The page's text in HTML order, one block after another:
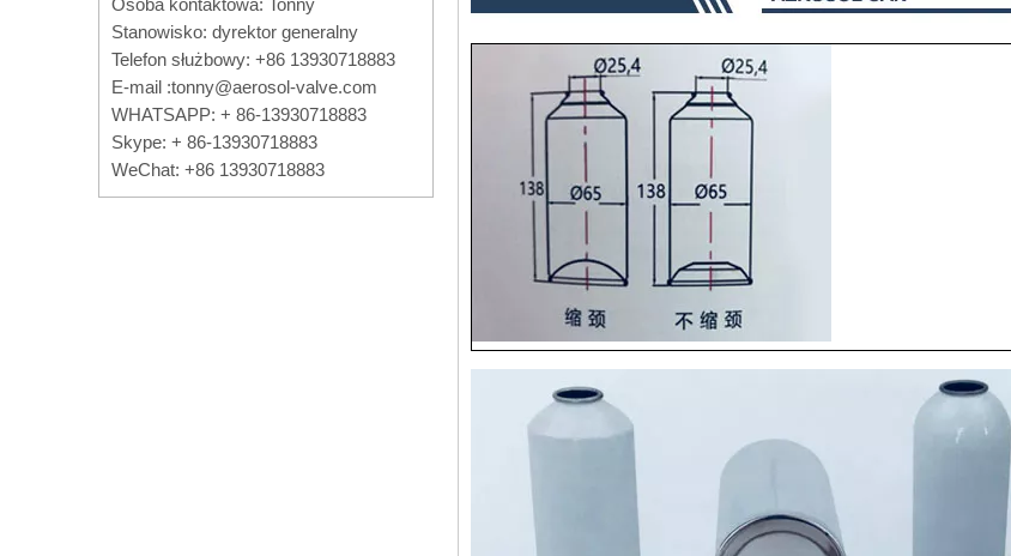
Osoba kontaktowa: Tonny
Stanowisko: dyrektor generalny
Telefon służbowy: +86 13930718883
E-mail :tonny@aerosol-valve.com
WHATSAPP: + 86-13930718883
Skype: + 86-13930718883
WeChat: +86 13930718883